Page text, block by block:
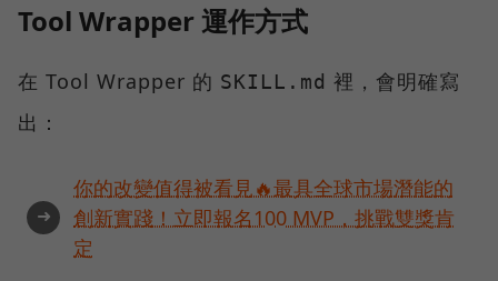
Tool Wrapper 運作方式
在 Tool Wrapper 的 SKILL.md 裡，會明確寫
出：
➜
你的改變值得被看見🔥最具全球市場潛能的
創新實踐！立即報名100 MVP，挑戰雙獎肯
定